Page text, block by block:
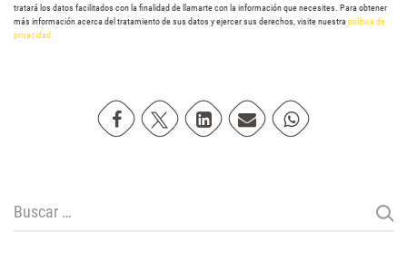
tratará los datos facilitados con la finalidad de llamarte con la información que necesites. Para obtener
más información acerca del tratamiento de sus datos y ejercer sus derechos, visite nuestra política de
privacidad
Compartir en Facebook
Compartir en Twitter
Compartir en Linkedin
Compartir poremail
Compartir en
Buscar: